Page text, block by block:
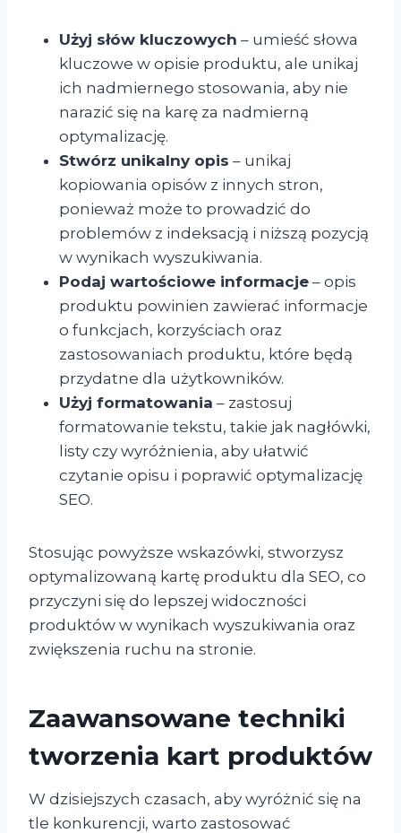
Użyj słów kluczowych – umieść słowa
kluczowe w opisie produktu, ale unikaj
ich nadmiernego stosowania, aby nie
narazić się na karę za nadmierną
optymalizację.
Stwórz unikalny opis – unikaj
kopiowania opisów z innych stron,
ponieważ może to prowadzić do
problemów z indeksacją i niższą pozycją
w wynikach wyszukiwania.
Podaj wartościowe informacje – opis
produktu powinien zawierać informacje
o funkcjach, korzyściach oraz
zastosowaniach produktu, które będą
przydatne dla użytkowników.
Użyj formatowania – zastosuj
formatowanie tekstu, takie jak nagłówki,
listy czy wyróżnienia, aby ułatwić
czytanie opisu i poprawić optymalizację
SEO.
Stosując powyższe wskazówki, stworzysz
optymalizowaną kartę produktu dla SEO, co
przyczyni się do lepszej widoczności
produktów w wynikach wyszukiwania oraz
zwiększenia ruchu na stronie.
Zaawansowane techniki
tworzenia kart produktów
W dzisiejszych czasach, aby wyróżnić się na
tle konkurencji, warto zastosować